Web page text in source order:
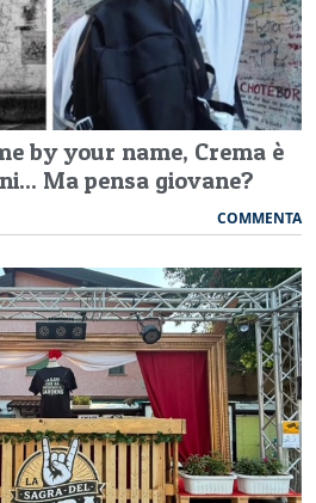
by your name, Crema è
Ma pensa giovane?
COMMENTA